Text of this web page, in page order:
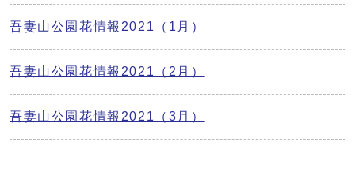
吾妻山公園花情報2021（1月）
吾妻山公園花情報2021（2月）
吾妻山公園花情報2021（3月）